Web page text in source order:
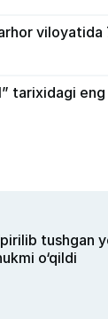
tarixidagi
tushgan
o‘qildi